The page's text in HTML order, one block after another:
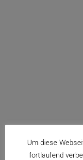
Um diese
fortlaufend